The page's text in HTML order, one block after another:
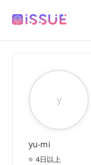
y
yu-mi
4日以上